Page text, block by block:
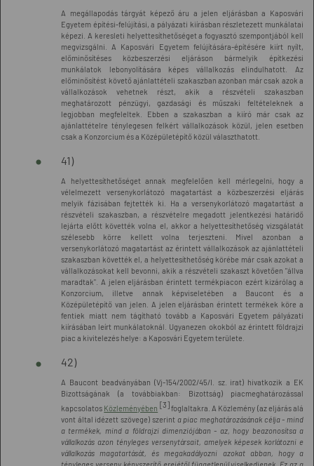
A megállapodás tárgyát képező áru a jelen eljárásban a Kaposvári
Egyetem építési-felújítási, a pályázati kiírásban részletezett munkálatai
képezi. A keresleti helyettesíthetőséget a fogyasztó szempontjából kell
megvizsgálni. A Kaposvári Egyetem felújítására-építésére kiírt nyílt,
előminősítéses közbeszerzési eljáráson bármelyik építkezési
munkálatok lebonyolítására képes vállalkozás elindulhatott. Az
előminősítést követő ajánlattételi szakaszban azonban már csak azok a
vállalkozások vehetnek részt, akik a részvételi szakaszban
meghatározott pénzügyi, gazdasági és műszaki feltételeknek a
legjobban megfeleltek. Ebben a szakaszban a kiíró már csak az
ajánlattételre ténylegesen felkért vállalkozások közül, jelen esetben
csak a Konzorcium és a Középületépítő közül választhatott.
41)
A helyettesíthetőséget annak megfelelően kell mérlegelni, hogy a
vélelmezett versenykorlátozó magatartást a közbeszerzési eljárás
melyik fázisában fejtették ki. Ha a versenykorlátozó magatartást a
részvételi szakaszban, a részvételre megadott jelentkezési határidő
lejárta előtt követték volna el, akkor a helyettesíthetőség vizsgálatát
szélesebb körre kellett volna terjeszteni. Mivel azonban a
versenykorlátozó magatartást az érintett vállalkozások az ajánlattételi
szakaszban követték el, a helyettesíthetőség körébe már csak azokat a
vállalkozásokat kell bevonni, akik a részvételi szakaszt követően "állva
maradtak". A jelen eljárásban érintett termékpiacon ezért kizárólag a
Konzorcium, illetve annak képviseletében a Baucont és a
Középületépítő van jelen. A jelen eljárásban érintett termékek köre a
fentiek miatt nem tágítható tovább a Kaposvári Egyetem pályázati
kiírásában leírt munkálatoknál. Ugyanezen okokból az érintett földrajzi
piac a kivitelezés helye: a Kaposvári Egyetem területe.
42)
A Baucont beadványában (Vj-154/2002/45/I. sz. irat) hivatkozik a EK
Bizottságának (a továbbiakban: Bizottság) piacmeghatározással
kapcsolatos Közleményében [3]foglaltakra. A Közlemény (az eljárás alá
vont által idézett szövege) szerint a piac meghatározásának célja - mind
a termékek, mind a földrajzi dimenziójában - az, hogy beazonosítsa a
vállalkozás azon tényleges versenytársait, amelyek képesek korlátozni e
vállalkozás magatartását, és megakadályozni azokat abban, hogy a